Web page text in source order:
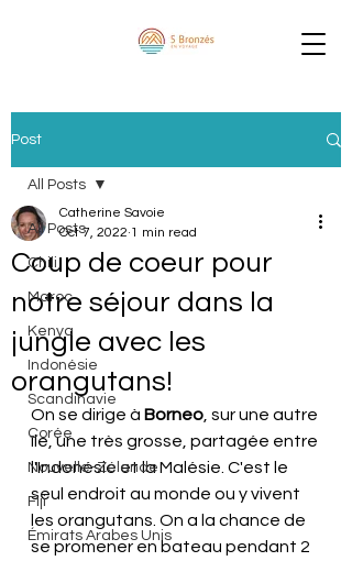
Post
All Posts
Chili
Maroc
Kenya
Indonésie
Scandinavie
Corée
Nouvelle-Zélande
Fiji
Émirats Arabes Unis
All Posts
Coup de coeur pour
notre séjour dans la
jungle avec les
orangutans!
Catherine Savoie
Oct 7, 2022 1 min read
On se dirige à Borneo , sur une autre
île, une très grosse, partagée entre
l'Indonésie et la Malésie. C'est le
seul endroit au monde ou y vivent
les orangutans. On a la chance de
se promener en bateau pendant 2